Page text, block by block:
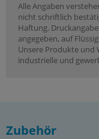
Alle Angaben
nicht schriftlich
Haftung.
angegeben, auf
Unsere Produkte und
industrielle und
Zubehör